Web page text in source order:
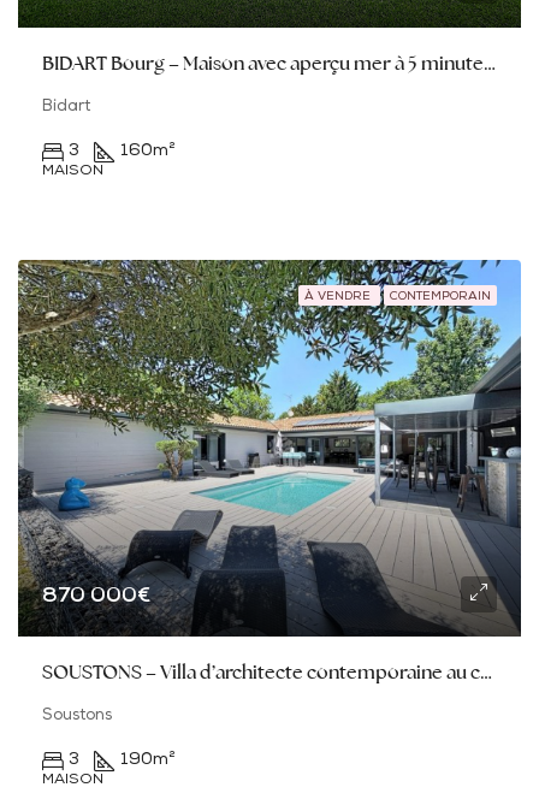
BIDART Bourg – Maison avec aperçu mer à 5 minutes du centre
Bidart
3 160m²
MAISON
À VENDRE CONTEMPORAIN
870 000€
SOUSTONS – Villa d’architecte contemporaine au calme absolu à 600 m du lac
Soustons
3 190m²
MAISON